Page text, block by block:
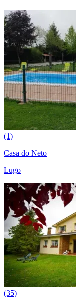
(1)
Casa do Neto
Lugo
(35)